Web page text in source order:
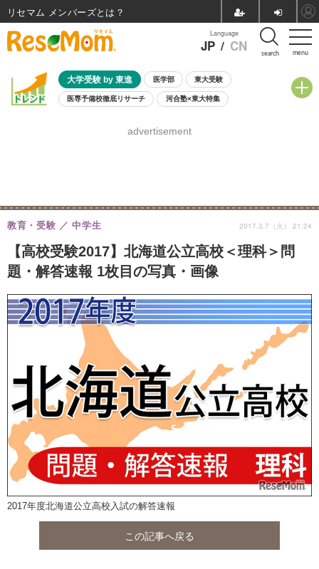
menu
Language
JP / CN search
大学受験 by 東進 医学部 東大受験
医専予備校徹底リサーチ 河合塾×東大特集
8月開催学校説明会・相談会
advertisement
【高校受験2017】北海道公立高校＜理科＞問
題・解答速報 1枚目の写真・画像
教育・受験 中学生 2017.3.7（火） 21:24
2017年度北海道公立高校入試の解答速報
この記事へ戻る
リセマム メンバーズ